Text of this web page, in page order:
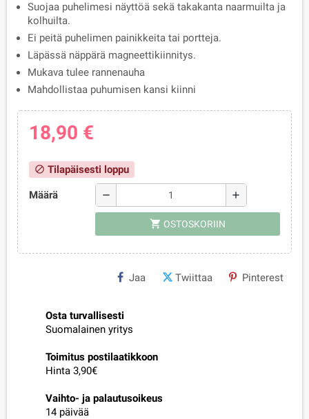
Suojaa puhelimesi näyttöä sekä takakanta naarmuilta ja
kolhuilta.
Ei peitä puhelimen painikkeita tai portteja.
Läpässä näppärä magneettikiinnitys.
Mukava tulee rannenauha
Mahdollistaa puhumisen kansi kiinni
18,90 €
block Tilapäisesti loppu
Määrä remove add
shopping_cart OSTOSKORIIN
Jaa Twiittaa Pinterest
Osta turvallisesti
Suomalainen yritys
Toimitus postilaatikkoon
Hinta 3,90€
Vaihto- ja palautusoikeus
14 päivää